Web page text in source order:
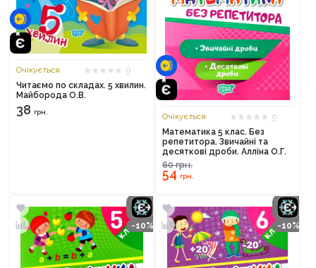
Очікується
0
Читаємо по складах. 5 хвилин.
Майборода О.В.
38 грн. Очікується
0
Математика 5 клас. Без
репетитора. Звичайні та
десяткові дроби. Алліна О.Г.
60грн.
54грн.
-10% -10%